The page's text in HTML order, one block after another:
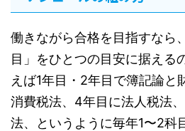
働きながら合格を目指すなら
目」をひとつの目安に据える
えば1年目・2年目で簿記論と
消費税法、4年目に法人税法
法、というように毎年1〜2科